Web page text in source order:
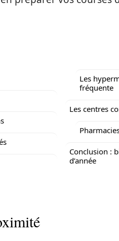
Les
fréquente
Les centres
Conclusion :
d’année